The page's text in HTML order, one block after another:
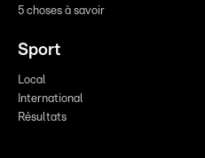
5 choses à savoir
Sport
Local
International
Résultats